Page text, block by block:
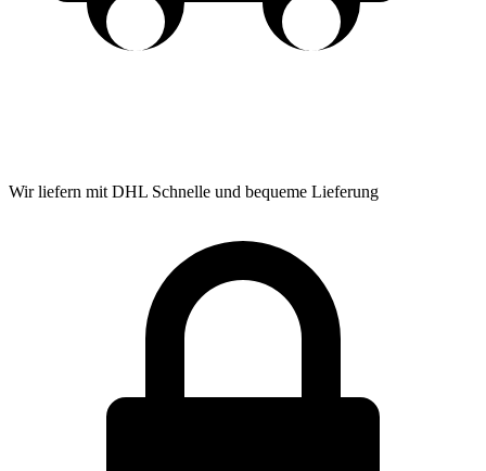
Wir liefern mit DHL Schnelle und bequeme Lieferung